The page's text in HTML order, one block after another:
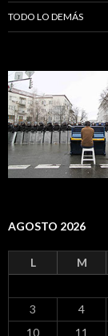
TODO LO DEMÁS
AGOSTO 2026
L M
3
4
10
11